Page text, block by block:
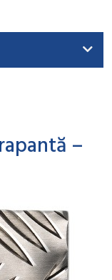
–